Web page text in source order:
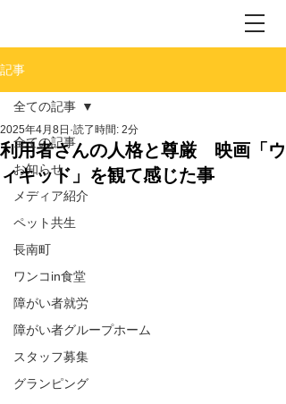
記事
全ての記事
お知らせ
メディア紹介
ペット共生
長南町
ワンコin食堂
障がい者就労
障がい者グループホーム
スタッフ募集
グランピング
全ての記事
利用者さんの人格と尊厳 映画「ウ
ィキッド」を観て感じた事
2025年4月8日 読了時間: 2分